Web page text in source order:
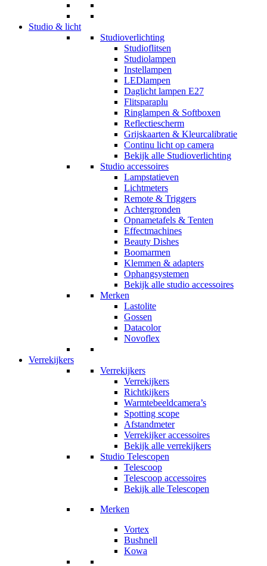
Studio & licht
Studioverlichting
Studioflitsen
Studiolampen
Instellampen
LEDlampen
Daglicht lampen E27
Flitsparaplu
Ringlampen & Softboxen
Reflectiescherm
Grijskaarten & Kleurcalibratie
Continu licht op camera
Bekijk alle Studioverlichting
Studio accessoires
Lampstatieven
Lichtmeters
Remote & Triggers
Achtergronden
Opnametafels & Tenten
Effectmachines
Beauty Dishes
Boomarmen
Klemmen & adapters
Ophangsystemen
Bekijk alle studio accessoires
Merken
Lastolite
Gossen
Datacolor
Novoflex
Verrekijkers
Verrekijkers
Verrekijkers
Richtkijkers
Warmtebeeldcamera’s
Spotting scope
Afstandmeter
Verrekijker accessoires
Bekijk alle verrekijkers
Studio Telescopen
Telescoop
Telescoop accessoires
Bekijk alle Telescopen
Merken
Vortex
Bushnell
Kowa